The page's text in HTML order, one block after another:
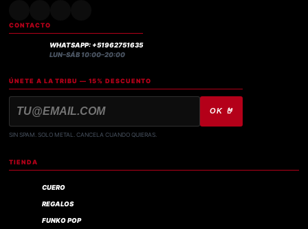
CONTACTO
WHATSAPP: +51962751635
LUN–SÁB 10:00–20:00
ÚNETE A LA TRIBU — 15% DESCUENTO
OK 🤘
SIN SPAM. SOLO METAL. CANCELA CUANDO QUIERAS.
TIENDA
CUERO
REGALOS
FUNKO POP